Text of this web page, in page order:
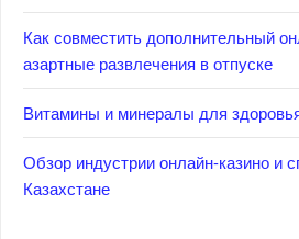
Как совместить дополнительный
азартные развлечения в отпуске
Витамины и минералы для
Обзор индустрии онлайн-казино и
Казахстане